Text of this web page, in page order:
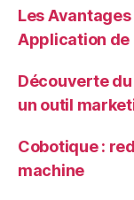
Les
Application de
Découverte
un outil
Cobotique :
machine